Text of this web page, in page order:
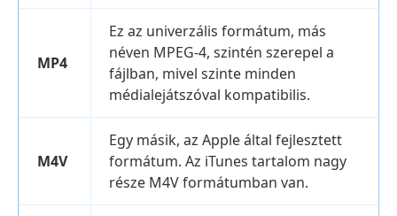
MP4
Ez az univerzális formátum, más
néven MPEG-4, szintén szerepel a
fájlban, mivel szinte minden
médialejátszóval kompatibilis.
M4V
Egy másik, az Apple által fejlesztett
formátum. Az iTunes tartalom nagy
része M4V formátumban van.